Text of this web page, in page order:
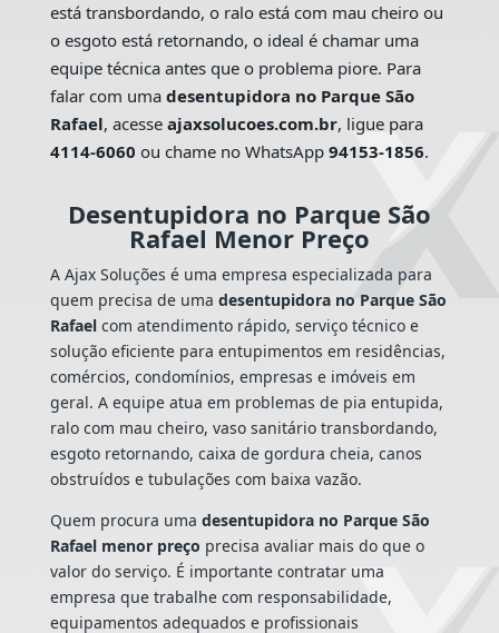
está transbordando, o ralo está com mau cheiro ou
o esgoto está retornando, o ideal é chamar uma
equipe técnica antes que o problema piore. Para
falar com uma desentupidora no Parque São
Rafael, acesse ajaxsolucoes.com.br, ligue para
4114-6060 ou chame no WhatsApp 94153-1856.
Desentupidora no Parque São
Rafael Menor Preço
A Ajax Soluções é uma empresa especializada para
quem precisa de uma desentupidora no Parque São
Rafaelcom atendimento rápido, serviço técnico e
solução eficiente para entupimentos em residências,
comércios, condomínios, empresas e imóveis em
geral. A equipe atua em problemas de pia entupida,
ralo com mau cheiro, vaso sanitário transbordando,
esgoto retornando, caixa de gordura cheia, canos
obstruídos e tubulações com baixa vazão.
Quem procura uma desentupidora no Parque São
Rafael menor preço precisa avaliar mais do que o
valor do serviço. É importante contratar uma
empresa que trabalhe com responsabilidade,
equipamentos adequados e profissionais